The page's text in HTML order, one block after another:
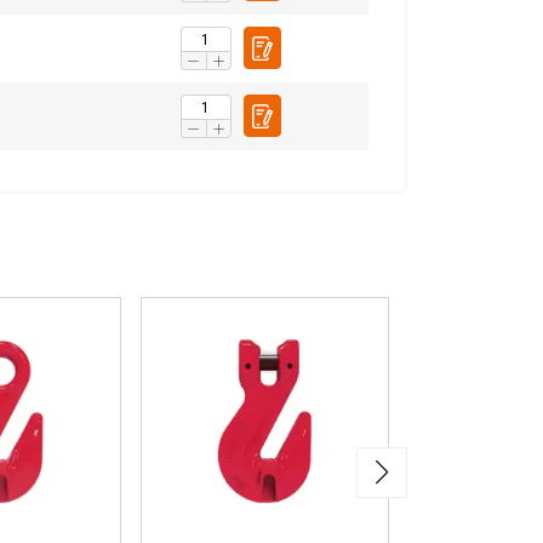
ENGLISH
de
avez fournies ou
TOUT